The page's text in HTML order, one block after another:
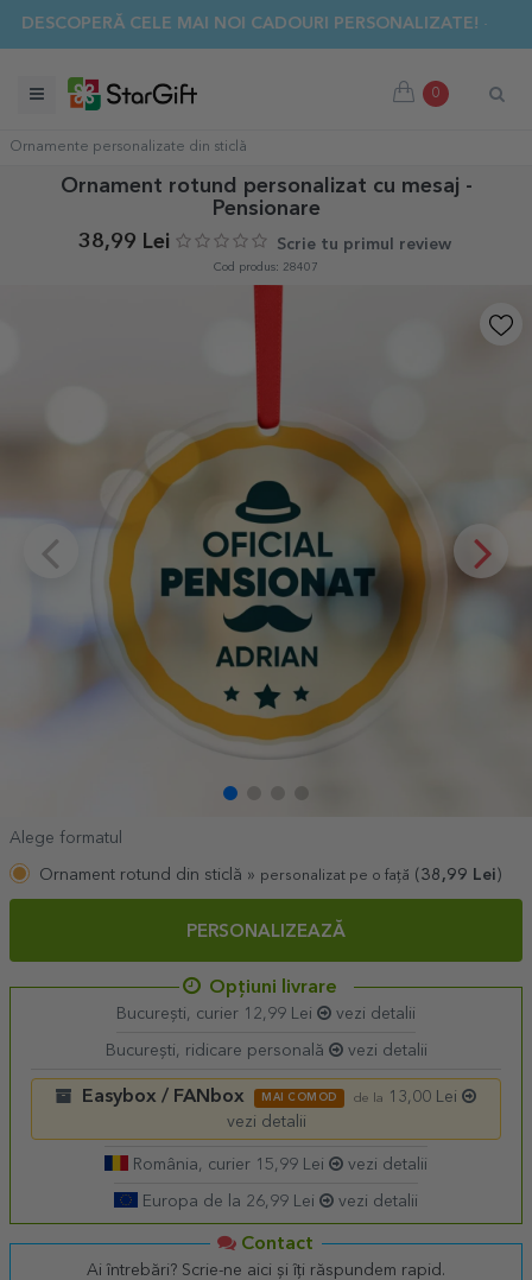
DESCOPERĂ CELE MAI NOI CADOURI PERSONALIZATE! ☀️
0
Ornamente personalizate din sticlă
Ornament rotund personalizat cu mesaj -
Pensionare
38,99 Lei
Scrie tu primul review
Cod produs: 28407
Alege formatul
Ornament rotund din sticlă » personalizat pe o față ( 38,99 Lei )
PERSONALIZEAZĂ
Opțiuni livrare
București, curier 12,99 Lei vezi detalii
București, ridicare personală vezi detalii
Easybox / FANbox MAI COMOD de la
13,00 Lei
vezi detalii
România, curier 15,99 Lei vezi detalii
Europa de la 26,99 Lei vezi detalii
Contact
Ai întrebări? Scrie-ne aici și îți răspundem rapid.